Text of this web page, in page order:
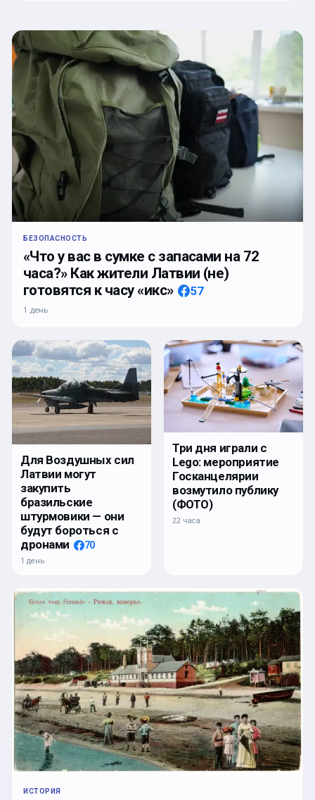
БЕЗОПАСНОСТЬ
«Что у вас в сумке с запасами на 72
часа?» Как жители Латвии (не)
готовятся к часу «икс»
57
1 день
Для Воздушных сил
Латвии могут
закупить
бразильские
штурмовики — они
будут бороться с
дронами
70
1 день
Три дня играли с
Lego: мероприятие
Госканцелярии
возмутило публику
(ФОТО)
22 часа
ИСТОРИЯ